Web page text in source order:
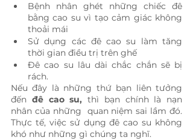
Bệnh nhân ghét những chiếc đê
bằng cao su vì tạo cảm giác không
thoải mái
Sử dụng các đê cao su làm tăng
thời gian điều trị trên ghế
Đê cao su lâu dài chắc chắn sẽ bị
rách.
Nếu đây là những thứ bạn liên tưởng
đến đê cao su, thì bạn chính là nạn
nhân của những  quan niệm sai lầm đó.
Thực tế, việc sử dụng đê cao su không
khó như những gì chúng ta nghĩ.